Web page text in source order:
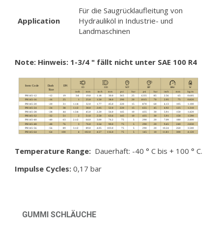
Application
Für die Saugrücklaufleitung von
Hydrauliköl in Industrie- und
Landmaschinen
Note: Hinweis: 1-3/4 " fällt nicht unter SAE 100 R4
Temperature Range: Dauerhaft: -40 ° C bis + 100 ° C.
Impulse Cycles: 0,17 bar
GUMMI SCHLÄUCHE